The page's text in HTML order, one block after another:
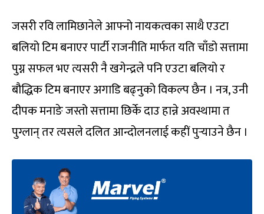
जसरी रवि लामिछानेले आफ्नो नायकत्वका साथै एउटा
बलियो टिम बनाएर पार्टी राजनीति मार्फत यति चाँडो सत्तामा
पुग्न सफल भए त्यसरी नै खगेन्द्रले पनि एउटा बलियो र
बौद्धिक टिम बनाएर अगाडि बढ्नुको विकल्प छैन । नत्र, उनी
दीपक मनाङे जस्तो सत्तामा छिर्के दाउ हान्ने अवस्थामा त
पुग्लान् तर त्यसले दलित आन्दोलनलाई कहीं पुर्‍याउने छैन ।